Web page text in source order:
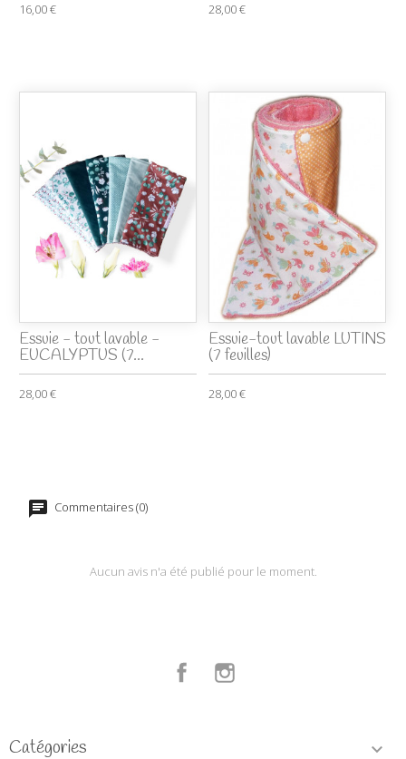
16,00 € 28,00 €
Essuie - tout lavable -
EUCALYPTUS (7...
28,00 €
Essuie-tout lavable LUTINS
(7 feuilles)
28,00 €
Commentaires (0)
Aucun avis n'a été publié pour le moment.
Facebook
Catégories 